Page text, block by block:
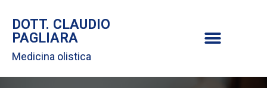
DOTT. CLAUDIO
PAGLIARA
Medicina olistica